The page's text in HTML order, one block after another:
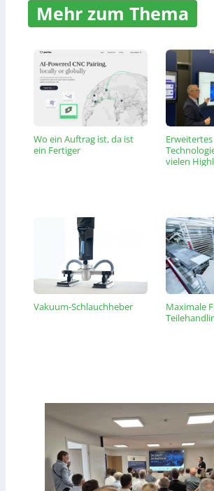
Mehr zum Thema
Wo ein Auftrag ist, da ist
ein Fertiger
Erweitertes
vielen
Vakuum-Schlauchheber
Maximale